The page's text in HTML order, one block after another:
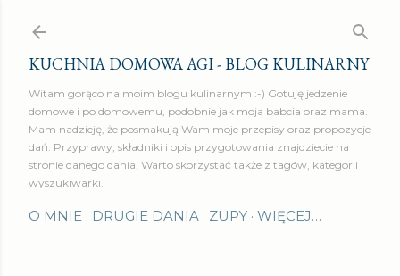
KUCHNIA DOMOWA AGI - BLOG KULINARNY
Witam gorąco na moim blogu kulinarnym :-) Gotuję jedzenie
domowe i po domowemu, podobnie jak moja babcia oraz mama.
Mam nadzieję, że posmakują Wam moje przepisy oraz propozycje
dań. Przyprawy, składniki i opis przygotowania znajdziecie na
stronie danego dania. Warto skorzystać także z tagów, kategorii i
wyszukiwarki.
O MNIE DRUGIE DANIA ZUPY WIĘCEJ…